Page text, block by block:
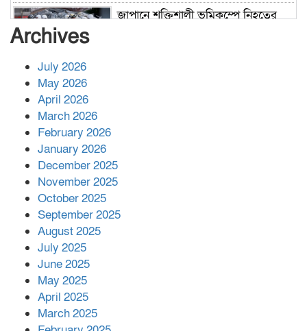
জাপানে শক্তিশালী ভূমিকম্পে নিহতের
পর ফোন তারেক রহমানের,গ্যাস সঙ্কট
Archives
July 2026
May 2026
April 2026
March 2026
February 2026
January 2026
December 2025
November 2025
October 2025
September 2025
August 2025
July 2025
June 2025
May 2025
April 2025
March 2025